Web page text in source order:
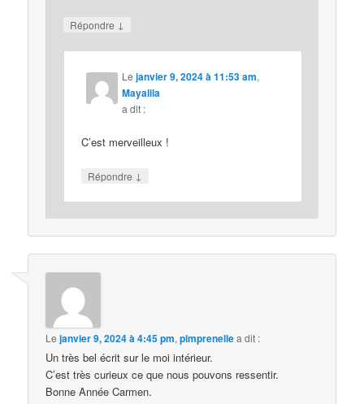
Répondre ↓
Lejanvier 9, 2024 à 11:53 am,
Mayalila
a dit :
C’est merveilleux !
Répondre ↓
Lejanvier 9, 2024 à 4:45 pm,pimprenellea dit :
Un très bel écrit sur le moi intérieur.
C’est très curieux ce que nous pouvons ressentir.
Bonne Année Carmen.